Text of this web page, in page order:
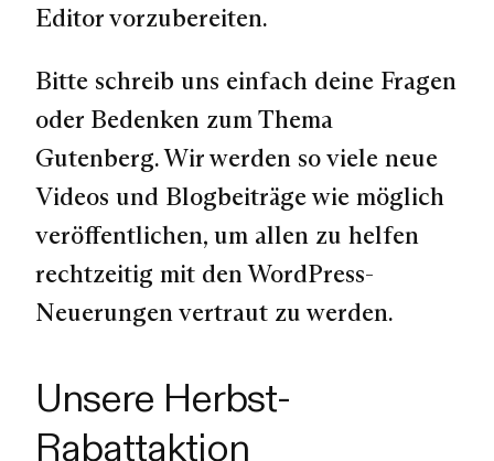
Editor vorzubereiten.
Bitte schreib uns einfach deine Fragen
oder Bedenken zum Thema
Gutenberg. Wir werden so viele neue
Videos und Blogbeiträge wie möglich
veröffentlichen, um allen zu helfen
rechtzeitig mit den WordPress-
Neuerungen vertraut zu werden.
Unsere Herbst-
Rabattaktion